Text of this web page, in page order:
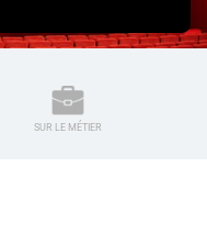
SUR LE MÉTIER